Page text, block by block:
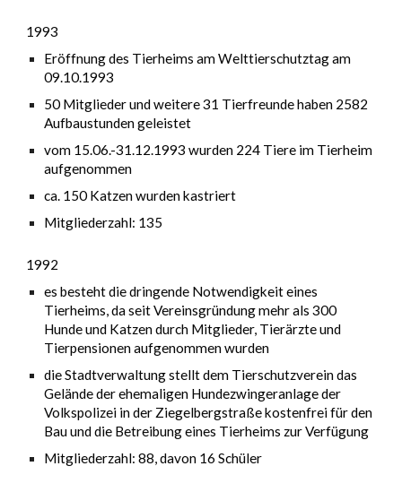
1993
Eröffnung des Tierheims am Welttierschutztag am
09.10.1993
50 Mitglieder und weitere 31 Tierfreunde haben 2582
Aufbaustunden geleistet
vom 15.06.-31.12.1993 wurden 224 Tiere im Tierheim
aufgenommen
ca. 150 Katzen wurden kastriert
Mitgliederzahl: 135
1992
es besteht die dringende Notwendigkeit eines
Tierheims, da seit Vereinsgründung mehr als 300
Hunde und Katzen durch Mitglieder, Tierärzte und
Tierpensionen aufgenommen wurden
die Stadtverwaltung stellt dem Tierschutzverein das
Gelände der ehemaligen Hundezwingeranlage der
Volkspolizei in der Ziegelbergstraße kostenfrei für den
Bau und die Betreibung eines Tierheims zur Verfügung
Mitgliederzahl: 88, davon 16 Schüler